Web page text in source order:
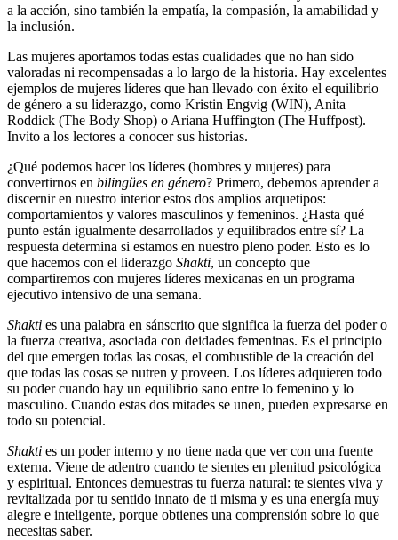
a la acción, sino también la empatía, la compasión, la amabilidad y
la inclusión.
Las mujeres aportamos todas estas cualidades que no han sido
valoradas ni recompensadas a lo largo de la historia. Hay excelentes
ejemplos de mujeres líderes que han llevado con éxito el equilibrio
de género a su liderazgo, como Kristin Engvig (WIN), Anita
Roddick (The Body Shop) o Ariana Huffington (The Huffpost).
Invito a los lectores a conocer sus historias.
¿Qué podemos hacer los líderes (hombres y mujeres) para
convertirnos en bilingües en género? Primero, debemos aprender a
discernir en nuestro interior estos dos amplios arquetipos:
comportamientos y valores masculinos y femeninos. ¿Hasta qué
punto están igualmente desarrollados y equilibrados entre sí? La
respuesta determina si estamos en nuestro pleno poder. Esto es lo
que hacemos con el liderazgo Shakti, un concepto que
compartiremos con mujeres líderes mexicanas en un programa
ejecutivo intensivo de una semana.
Shakti es una palabra en sánscrito que significa la fuerza del poder o
la fuerza creativa, asociada con deidades femeninas. Es el principio
del que emergen todas las cosas, el combustible de la creación del
que todas las cosas se nutren y proveen. Los líderes adquieren todo
su poder cuando hay un equilibrio sano entre lo femenino y lo
masculino. Cuando estas dos mitades se unen, pueden expresarse en
todo su potencial.
Shakti es un poder interno y no tiene nada que ver con una fuente
externa. Viene de adentro cuando te sientes en plenitud psicológica
y espiritual. Entonces demuestras tu fuerza natural: te sientes viva y
revitalizada por tu sentido innato de ti misma y es una energía muy
alegre e inteligente, porque obtienes una comprensión sobre lo que
necesitas saber.